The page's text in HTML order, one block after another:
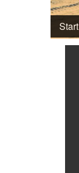
Start